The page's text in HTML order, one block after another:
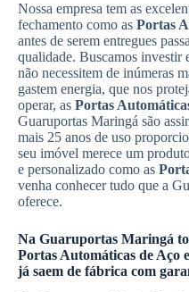
Nossa empresa tem as
fechamento como as Portas
antes de serem entregues
qualidade. Buscamos investir
não necessitem de inúmeras
gastem energia, que nos
operar, as Portas
Guaruportas Maringá são
mais 25 anos de uso
seu imóvel merece um
e personalizado como as
venha conhecer tudo que a
oferece.
Na Guaruportas Maringá
Portas Automáticas de Aço
já saem de fábrica com